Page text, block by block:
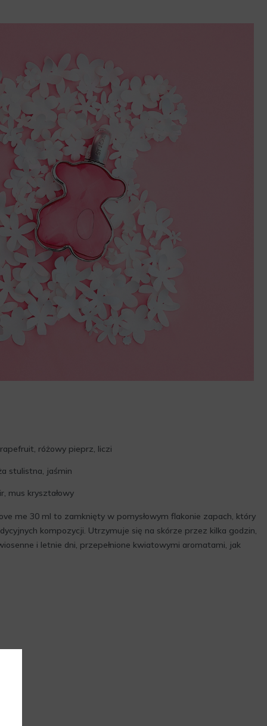
różowy pieprz, liczi
stulistna, jaśmin
mus kryształowy
me 30 ml to zamknięty w pomysłowym flakonie zapach, który
kompozycji. Utrzymuje się na skórze przez kilka godzin,
i letnie dni, przepełnione kwiatowymi aromatami, jak